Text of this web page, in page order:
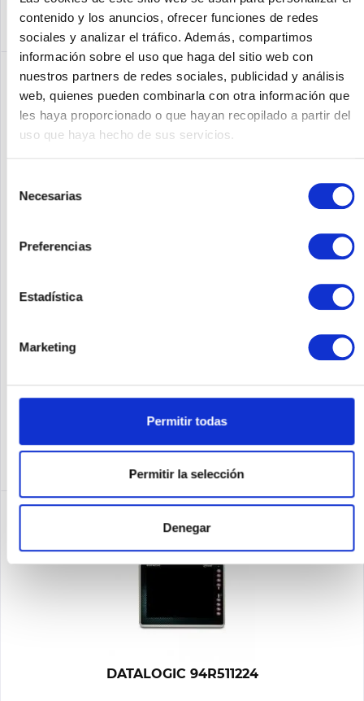
contenido y los anuncios, ofrecer funciones de redes
sociales y analizar el tráfico. Además, compartimos
información sobre el uso que haga del sitio web con
nuestros partners de redes sociales, publicidad y análisis
web, quienes pueden combinarla con otra información que
les haya proporcionado o que hayan recopilado a partir del
uso que haya hecho de sus servicios.
Necesarias
Preferencias
Estadística
Marketing
Permitir todas
Permitir la selección
Denegar
Resolución de la pantalla: 800 x 600 píxeles, Relación de
aspecto: 4:3. Capacidad de almacenamiento: 4 GB, Capacidad
Recordar
DETALLES
DATALOGIC 94R511224